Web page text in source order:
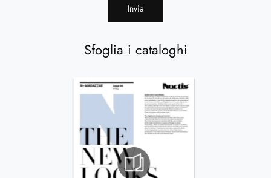
Sfoglia i cataloghi
Invia